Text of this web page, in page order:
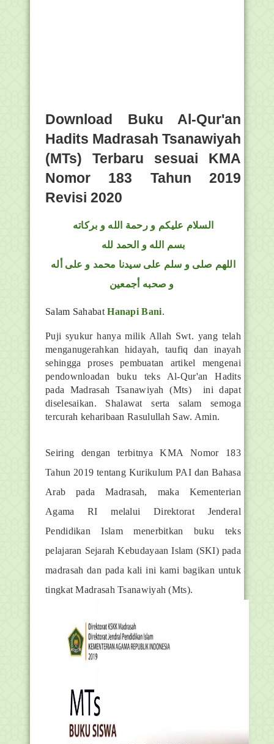
Download Buku Al-Qur'an
Hadits Madrasah Tsanawiyah
(MTs) Terbaru sesuai KMA
Nomor 183 Tahun 2019
Revisi 2020
السلام عليكم و رحمة الله و بركاته
بسم الله و الحمد لله
اللهم صلى و سلم على سيدنا محمد و على أله
و صحبه أجمعين
Salam SahabatHanapi Bani.
Puji syukur hanya milik Allah Swt. yang telah
menganugerahkan hidayah, taufiq dan inayah
sehingga proses pembuatan artikel mengenai
pendownloadan buku teks Al-Qur'an Hadits
pada Madrasah Tsanawiyah (Mts) ini dapat
diselesaikan. Shalawat serta salam semoga
tercurah keharibaan Rasulullah Saw. Amin.
Seiring dengan terbitnya KMA Nomor 183
Tahun 2019 tentang Kurikulum PAI dan Bahasa
Arab pada Madrasah, maka Kementerian
Agama RI melalui Direktorat Jenderal
Pendidikan Islam menerbitkan buku teks
pelajaran Sejarah Kebudayaan Islam (SKI) pada
madrasah dan pada kali ini kami bagikan untuk
tingkat Madrasah Tsanawiyah (Mts).